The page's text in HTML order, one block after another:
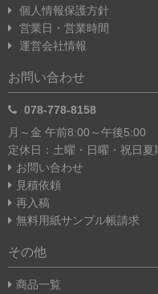
個人情報保護方針
営業日・営業時間
運営会社情報
お問い合わせ
078-778-8158
月～金 午前8:00～午後5:00
定休日：土曜・日曜・祝日 夏
お問い合わせ
見積依頼
再入稿
無料用紙サンプル帳請求
その他
商品一覧